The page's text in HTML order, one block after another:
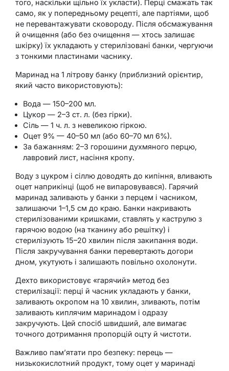
того, наскільки щільно їх укласти). Перці смажать так
само, як у попередньому рецепті, але партіями, щоб
не перевантажувати сковороду. Після обсмажування
й очищення (або без очищення — хтось залишає
шкірку) їх укладають у стерилізовані банки, чергуючи
з тонкими пластинами часнику.
Маринад на 1 літрову банку (приблизний орієнтир,
який часто використовують):
Вода — 150–200 мл.
Цукор — 2–3 ст. л. (без гірки).
Сіль — 1 ч. л. з невеликою гіркою.
Оцет 9% — 40–50 мл (або 60–70 мл 6%).
За бажанням: 2–3 горошини духмяного перцю,
лавровий лист, насіння кропу.
Воду з цукром і сіллю доводять до кипіння, вливають
оцет наприкінці (щоб не випаровувався). Гарячий
маринад заливають у банки з перцем і часником,
залишаючи 1–1,5 см до краю. Банки накривають
стерилізованими кришками, ставлять у каструлю з
гарячою водою (на тканину або решітку) і
стерилізують 15–20 хвилин після закипання води.
Після закручування банки перевертають догори
дном, укутують і залишають повільно охолонути.
Дехто використовує «гарячий» метод без
стерилізації: перці й часник укладають у банки,
заливають окропом на 10 хвилин, зливають, потім
заливають киплячим маринадом і одразу
закручують. Цей спосіб швидший, але вимагає
точного дотримання пропорцій оцту й чистоти.
Важливо пам’ятати про безпеку: перець —
низькокислотний продукт, тому оцет у маринаді